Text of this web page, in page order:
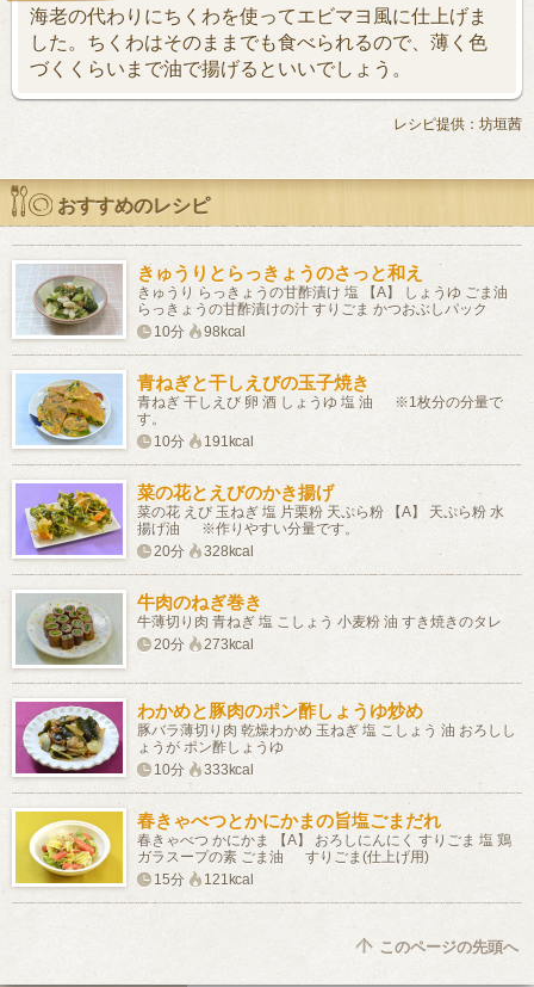
海老の代わりにちくわを使ってエビマヨ風に仕上げま
した。ちくわはそのままでも食べられるので、薄く色
づくくらいまで油で揚げるといいでしょう。
レシピ提供：坊垣茜
おすすめのレシピ
きゅうりとらっきょうのさっと和え
きゅうり らっきょうの甘酢漬け 塩 【A】 しょうゆ ごま油
らっきょうの甘酢漬けの汁 すりごま かつおぶしパック
10分
98kcal
青ねぎと干しえびの玉子焼き
青ねぎ 干しえび 卵 酒 しょうゆ 塩 油 ※1枚分の分量で
す。
10分
191kcal
菜の花とえびのかき揚げ
菜の花 えび 玉ねぎ 塩 片栗粉 天ぷら粉 【A】 天ぷら粉 水
揚げ油 ※作りやすい分量です。
20分
328kcal
牛肉のねぎ巻き
牛薄切り肉 青ねぎ 塩 こしょう 小麦粉 油 すき焼きのタレ
20分
273kcal
わかめと豚肉のポン酢しょうゆ炒め
豚バラ薄切り肉 乾燥わかめ 玉ねぎ 塩 こしょう 油 おろしし
ょうが ポン酢しょうゆ
10分
333kcal
春きゃべつとかにかまの旨塩ごまだれ
春きゃべつ かにかま 【A】 おろしにんにく すりごま 塩 鶏
ガラスープの素 ごま油 すりごま(仕上げ用)
15分
121kcal
このページの先頭へ